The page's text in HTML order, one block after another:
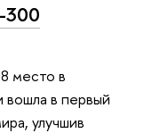
300
место в
вошла в первый
улучшив